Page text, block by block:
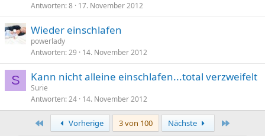
Antworten 8 17. November 2012
Wieder einschlafen
powerlady
Antworten 29 14. November 2012
S Kann nicht alleine einschlafen...total verzweifelt
Surie
Antworten 24 14. November 2012
Erste Vorherige 3 von 100 Nächste